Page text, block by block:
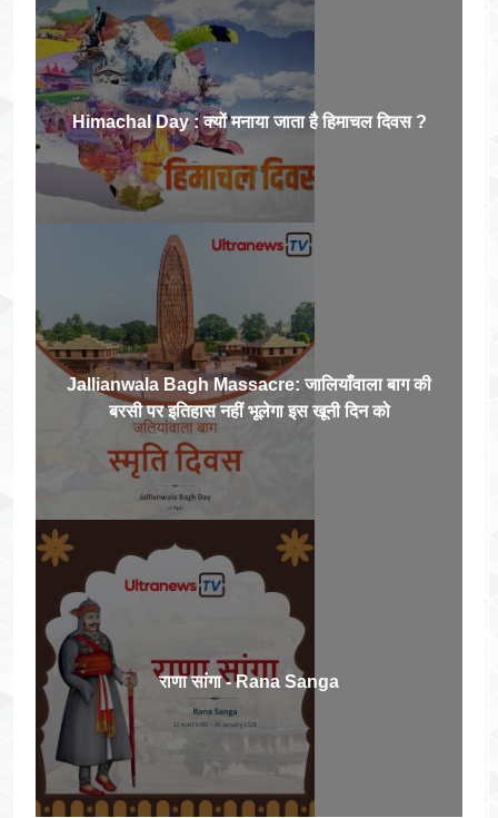
Himachal Day : क्यों मनाया जाता है हिमाचल दिवस ?
Jallianwala Bagh Massacre: जालियाँवाला बाग की
बरसी पर इतिहास नहीं भूलेगा इस खूनी दिन को
राणा सांगा - Rana Sanga